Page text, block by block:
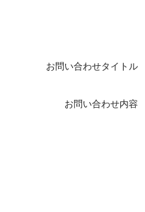
お問い合わせタイトル
お問い合わせ内容